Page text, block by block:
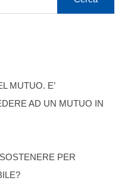
MUTUO. E’
AD UN MUTUO IN
PER